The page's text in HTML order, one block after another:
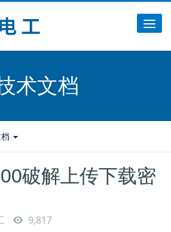
术文档
破解上传下载密
9,817